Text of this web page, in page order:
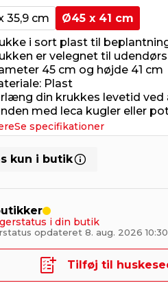
35,9 cm
Ø45 x 41 cm
i sort plast til
er velegnet til
45 cm og højde 41 cm
Plast
din krukkes levetid
med leca kugler eller
Se specifikationer
kun i butik
i din butik
opdateret 8. aug. 2026 10:30
Tilføj til